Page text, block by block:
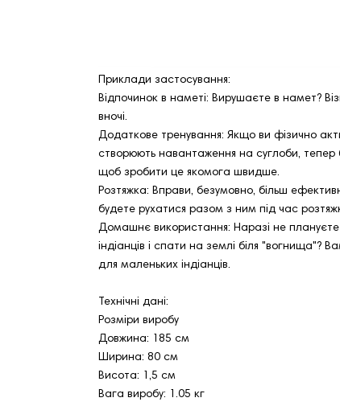
Приклади застосування:
Відпочинок в наметі: Вирушаєте в намет?
вночі.
Додаткове тренування: Якщо ви фізично
створюють навантаження на суглоби, тепер
щоб зробити це якомога швидше.
Розтяжка: Вправи, безумовно, більш
будете рухатися разом з ним під час
Домашнє використання: Наразі не
індіанців і спати на землі біля "вогнища"?
для маленьких індіанців.
Технічні дані:
Розміри виробу
Довжина: 185 см
Ширина: 80 см
Висота: 1,5 см
Вага виробу: 1.05 кг